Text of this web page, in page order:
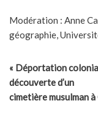
Modération : Anne
géographie,
« Déportation
découverte d’un
cimetière musulman à